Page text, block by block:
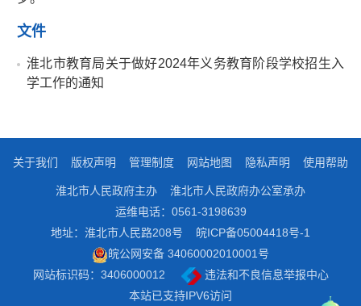
文件
淮北市教育局关于做好2024年义务教育阶段学校招生入
学工作的通知
关于我们 版权声明 管理制度 网站地图 隐私声明 使用帮助
淮北市人民政府主办
淮北市人民政府办公室承办
运维电话：0561-3198639
地址：淮北市人民路208号
皖ICP备05004418号-1
皖公网安备 34060002010001号
网站标识码：3406000012
违法和不良信息举报中心
本站已支持IPV6访问